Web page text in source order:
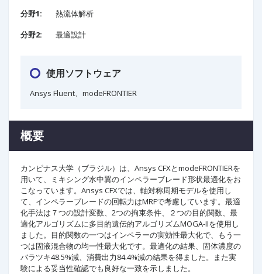
分野1:
熱流体解析
分野2:
最適設計
使用ソフトウェア
Ansys Fluent、modeFRONTIER
概要
カンピナス大学（ブラジル）は、Ansys CFXとmodeFRONTIERを
用いて、ミキシング水中翼のインペラーブレード形状最適化をお
こなっています。Ansys CFXでは、軸対称周期モデルを使用し
て、インペラーブレードの回転力はMRFで考慮しています。最適
化手法は７つの設計変数、2つの拘束条件、２つの目的関数、最
適化アルゴリズムに多目的遺伝的アルゴリズムMOGA-IIを使用し
ました。目的関数の一つはインペラーの実効性最大化で、もう一
つは固液混合物の均一性最大化です。最適化の結果、固体濃度の
バラツキ48.5%減、消費出力84.4%減の結果を得ました。また実
験による妥当性確認でも良好な一致を示しました。